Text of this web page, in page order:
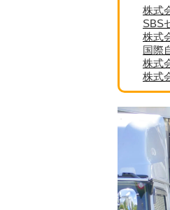
株式
SBS
株式
国際
株式
株式